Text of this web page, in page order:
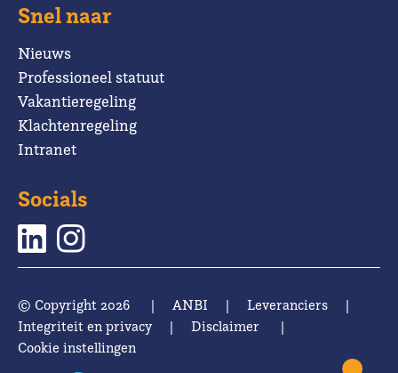
Snel naar
Nieuws
Professioneel statuut
Vakantieregeling
Klachtenregeling
Intranet
Socials
© Copyright 2026 | ANBI | Leveranciers
|
Integriteit en privacy
| Disclaimer
|
Cookie instellingen